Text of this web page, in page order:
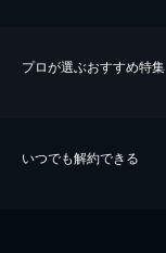
プロが選ぶおすすめ特集
いつでも解約できる